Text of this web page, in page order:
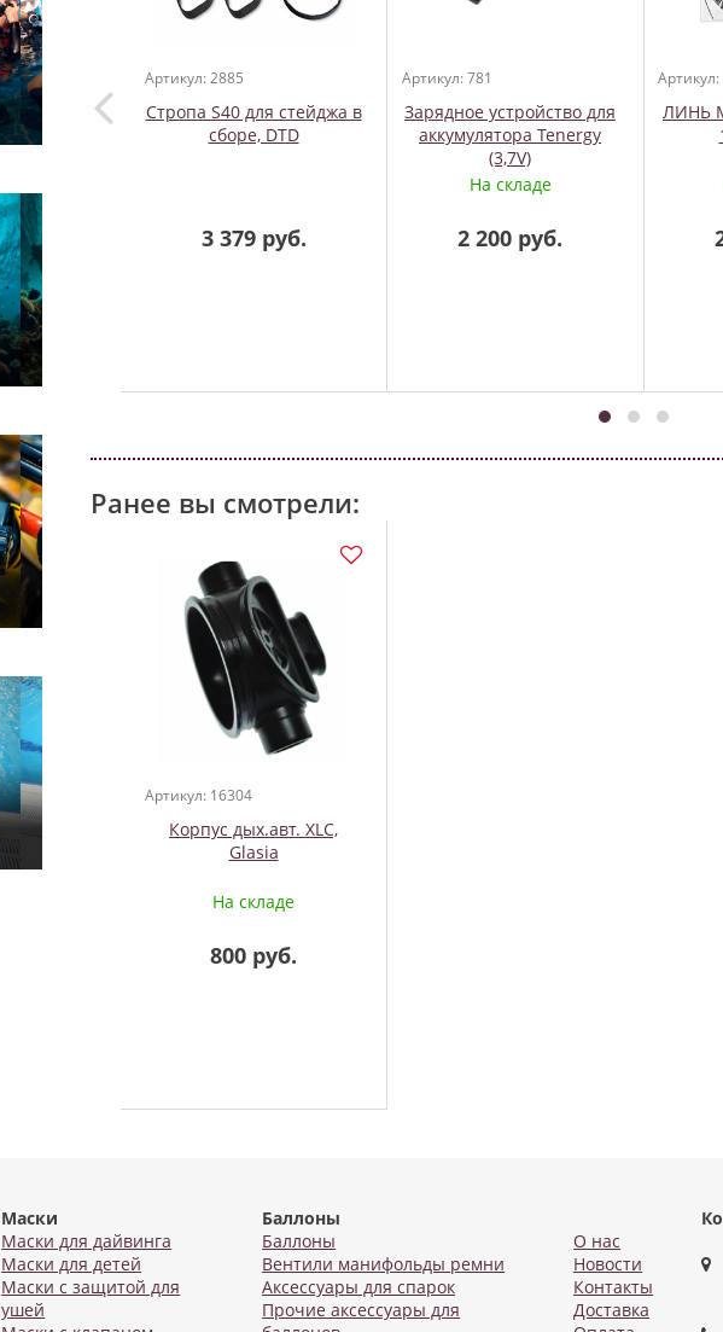
Артикул: 2885
Стропа S40 для стейджа в
сборе, DTD
3 379 руб.
Артикул: 781
Зарядное устройство для
аккумулятора Tenergy
(3,7V)
На складе
2 200 руб.
Артикул:
ЛИНЬ
Ранее вы смотрели:
Артикул: 16304
Корпус дых.авт. XLC,
Glasia
На складе
800 руб.
Маски
Маски для дайвинга
Маски для детей
Маски с защитой для
ушей
Баллоны
Баллоны
Вентили манифольды ремни
Аксессуары для спарок
Прочие аксессуары для
О нас
Новости
Контакты
Доставка